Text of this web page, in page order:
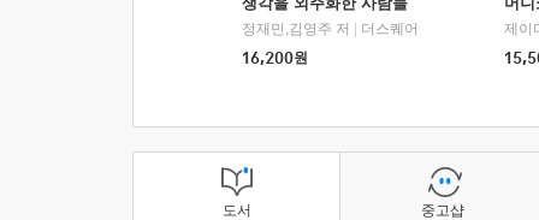
정재민,김영주 저
더스퀘어
16,200원
도서 중고샵